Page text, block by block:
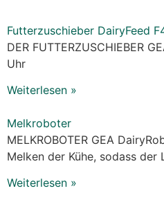
Futterzuschieber DairyFeed
DER FUTTERZUSCHIEBER
Uhr
Weiterlesen »
Melkroboter
MELKROBOTER GEA
Melken der Kühe, sodass der
Weiterlesen »